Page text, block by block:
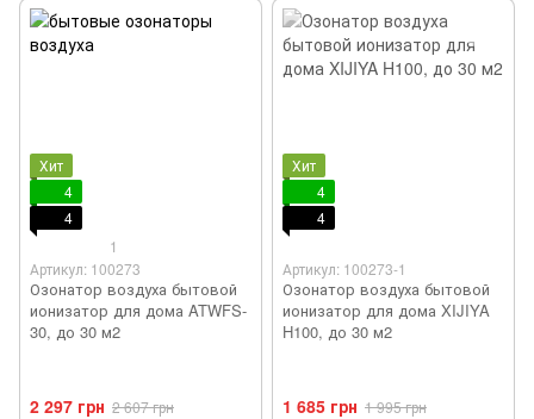
Хит
4
4
1
Артикул: 100273
Озонатор воздуха бытовой
ионизатор для дома ATWFS-
30, до 30 м2
2 297 грн 2 607 грн
Хит
4
4
Артикул: 100273-1
Озонатор воздуха бытовой
ионизатор для дома XIJIYA
H100, до 30 м2
1 685 грн 1 995 грн